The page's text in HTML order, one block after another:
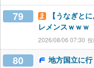
79
【うなぎと
レメンスｗｗｗ
2026/08/06 07:30
80 地方国立に